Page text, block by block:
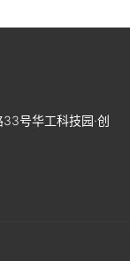
号华工科技园·创